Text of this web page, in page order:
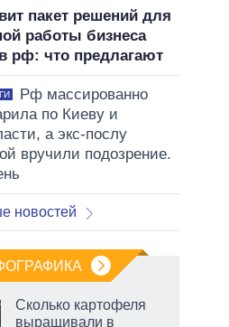
пакет решений для
работы бизнеса
рф: что предлагают
Рф массированно
по Киеву и
а экс-послу
вручили подозрение.
новостей
Сколько картофеля
выращивали в